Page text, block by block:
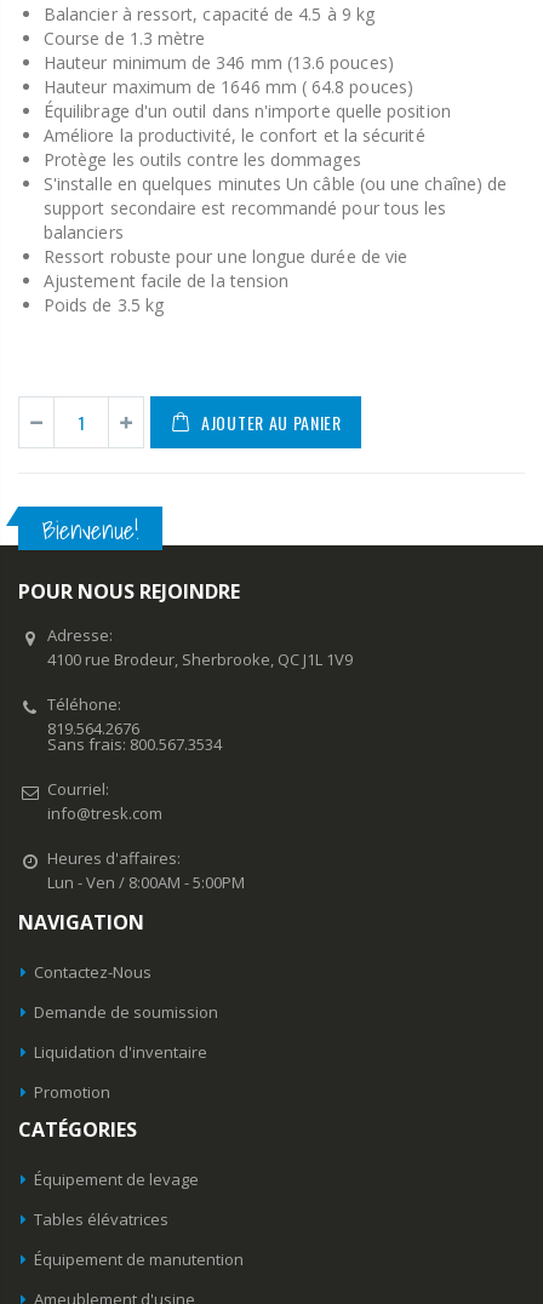
Balancier à ressort, capacité de 4.5 à 9 kg
Course de 1.3 mètre
Hauteur minimum de 346 mm (13.6 pouces)
Hauteur maximum de 1646 mm ( 64.8 pouces)
Équilibrage d'un outil dans n'importe quelle position
Améliore la productivité, le confort et la sécurité
Protège les outils contre les dommages
S'installe en quelques minutes Un câble (ou une chaîne) de
support secondaire est recommandé pour tous les
balanciers
Ressort robuste pour une longue durée de vie
Ajustement facile de la tension
Poids de 3.5 kg
AJOUTER AU PANIER
Bienvenue!
POUR NOUS REJOINDRE
Adresse:
4100 rue Brodeur, Sherbrooke, QC J1L 1V9
Téléhone:
819.564.2676
Sans frais: 800.567.3534
Courriel:
info@tresk.com
Heures d'affaires:
Lun - Ven / 8:00AM - 5:00PM
NAVIGATION
Contactez-Nous
Demande de soumission
Liquidation d'inventaire
Promotion
CATÉGORIES
Équipement de levage
Tables élévatrices
Équipement de manutention
Ameublement d'usine